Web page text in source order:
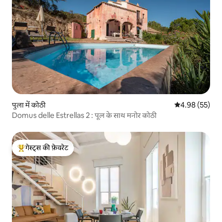
पुला में कोठी औसत रेटिंग 5 में
4.98 (55)
Domus delle Estrellas 2 : पूल के साथ मनोर कोठी
गेस्ट्स का टॉप फ़ेवरेट
गेस्ट्स की फ़ेवरेट